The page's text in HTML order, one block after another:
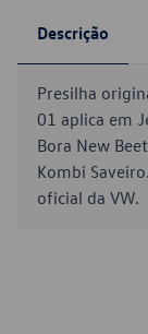
Descrição
Presilha
01 aplica em
Bora New
Kombi
oficial da VW.